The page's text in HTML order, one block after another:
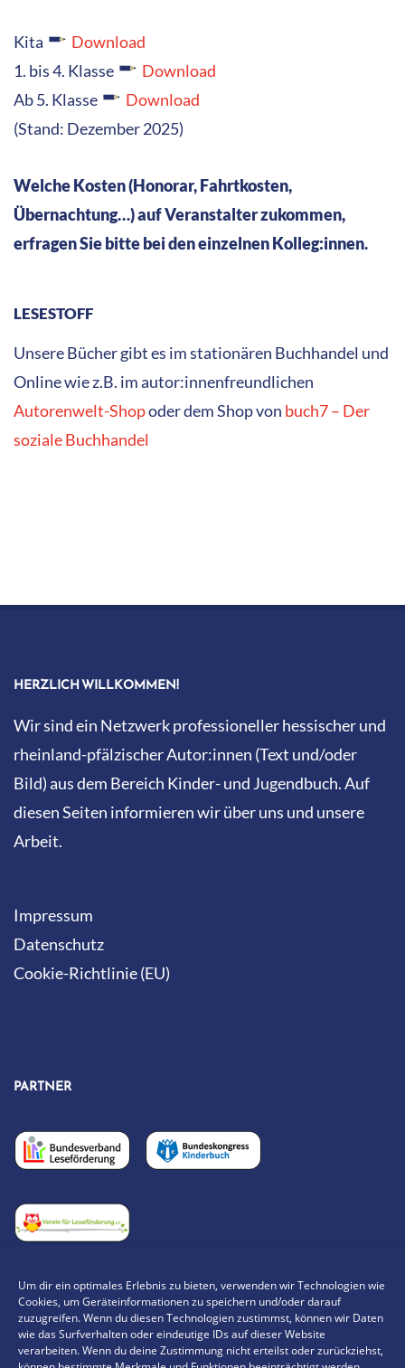
Um dir ein optimales Erlebnis zu bieten, verwenden wir Technologien wie
Cookies, um Geräteinformationen zu speichern und/oder darauf
zuzugreifen. Wenn du diesen Technologien zustimmst, können wir Daten
wie das Surfverhalten oder eindeutige IDs auf dieser Website
verarbeiten. Wenn du deine Zustimmung nicht erteilst oder zurückziehst,
Kita
Download
1. bis 4. Klasse
Download
Ab 5. Klasse
Download
(Stand: Dezember 2025)
Welche Kosten (Honorar, Fahrtkosten,
Übernachtung…) auf Veranstalter zukommen,
erfragen Sie bitte bei den einzelnen Kolleg:innen.
LESESTOFF
Unsere Bücher gibt es im stationären Buchhandel und
Online wie z.B. im autor:innenfreundlichen
Autorenwelt-Shopoder dem Shop von buch7 – Der
soziale Buchhandel
HERZLICH WILLKOMMEN!
Wir sind ein Netzwerk professioneller hessischer und
rheinland-pfälzischer Autor:innen (Text und/oder
Bild) aus dem Bereich Kinder- und Jugendbuch. Auf
diesen Seiten informieren wir über uns und unsere
Arbeit.
Impressum
Datenschutz
Cookie-Richtlinie (EU)
PARTNER
„KNALLEN MUSS ES TÜCHTIG UND LUSTIG WILL ICH’S
HABEN, SONST MACH ICH NICHT MIT.“